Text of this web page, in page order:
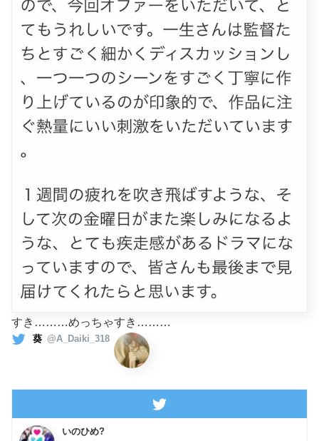
すき………めっちゃすき………
葵 @A_Daiki_318
いのひめ?